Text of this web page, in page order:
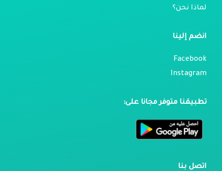
لماذا نحن؟
انضم إلينا
Facebook
Instagram
تطبيقنا متوفر مجانا على:
اتصل بنا